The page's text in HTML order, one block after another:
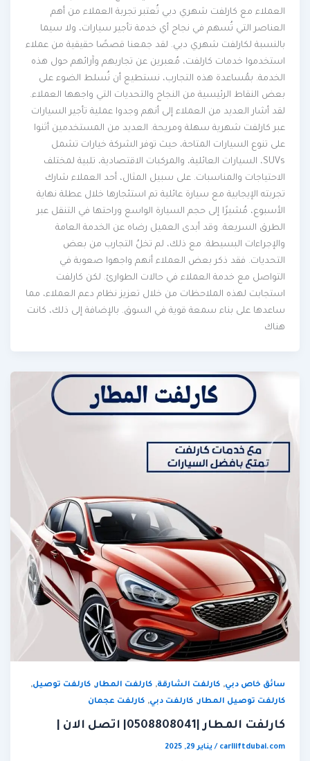
العملاء مع كارلفت شهري دبي تُعتبر تجربة العملاء من أهم
العناصر التي تُسهم في نجاح أي خدمة تأجير سيارات، ولا سيما
بالنسبة لكارلفت شهري دبي. لقد جمعنا قصصًا حقيقية من عملاء
استخدموا خدمات كارلفت، مُعبرين عن تجاربهم وآرائهم حول هذه
الخدمة. بمُساعدة هذه التجارب، نستطيع أن نُسلط الضوء على
بعض النقاط الرئيسية من النجاح والتحديات التي واجهها العملاء.
لقد أشار العديد من العملاء إلى أنهم وجدوا عملية تأجير السيارات
عبر كارلفت شهرية سهلة ومريحة. العديد من المستخدمين أثنوا
على تنوع السيارات المتاحة، حيث توفر الشركة خيارات تشمل
SUVs، السيارات العائلية، والمركبات الاقتصادية، تلبية لمختلف
الاحتياجات والمناسبات. على سبيل المثال، أحد العملاء شارك
تجربته الإيجابية مع سيارة عائلية تم استئجارها خلال عطلة نهاية
الأسبوع، مُشيرًا إلى حجم السيارة الواسع وراحتها في التنقل عبر
الطرق السريعة. وقد أبدى العميل رضاه عن الخدمة العامة
والإجراءات البسيطة. مع ذلك، لم تخلُ التجارب من بعض
التحديات. فقد ذكر بعض العملاء أنهم واجهوا صعوبة في
التواصل مع خدمة العملاء في حالات الطوارئ. لكن كارلفت
استجابت لهذه الملاحظات من خلال تعزيز نظام دعم العملاء، مما
ساعدها على بناء سمعة قوية في السوق. بالإضافة إلى ذلك، كانت
هناك
سائق خاص دبي,كارلفت الشارقة,كارلفت المطار,كارلفت توصيل,
كارلفت توصيل المطار,كارلفت دبي,كارلفت عجمان
كارلفت المطار |0508808041| اتصل الان |
carliiftdubai.com
/يناير 29, 2025